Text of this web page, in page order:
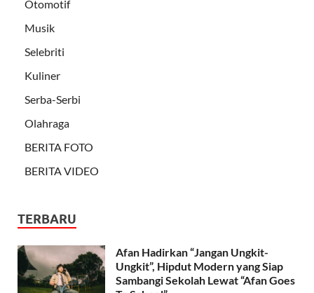
Otomotif
Musik
Selebriti
Kuliner
Serba-Serbi
Olahraga
BERITA FOTO
BERITA VIDEO
TERBARU
Afan Hadirkan “Jangan Ungkit-
Ungkit”, Hipdut Modern yang Siap
Sambangi Sekolah Lewat “Afan Goes